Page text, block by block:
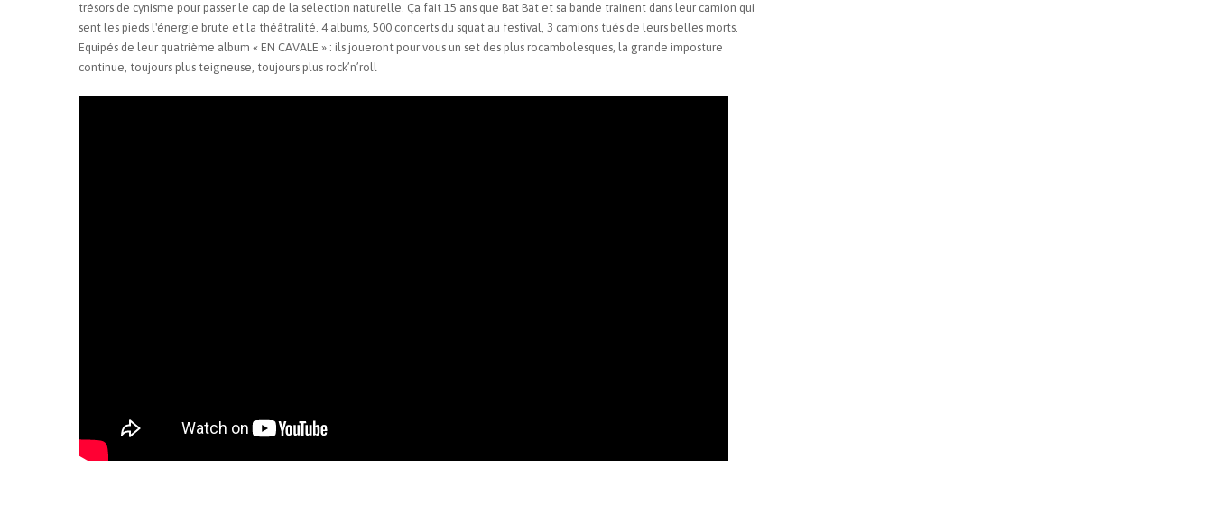
trésors de cynisme pour passer le cap de la sélection naturelle. Ça fait 15 ans que Bat Bat et sa bande trainent dans leur camion qui
sent les pieds l'énergie brute et la théâtralité. 4 albums, 500 concerts du squat au festival, 3 camions tués de leurs belles morts.
Equipés de leur quatrième album « EN CAVALE » : ils joueront pour vous un set des plus rocambolesques, la grande imposture
continue, toujours plus teigneuse, toujours plus rock’n’roll